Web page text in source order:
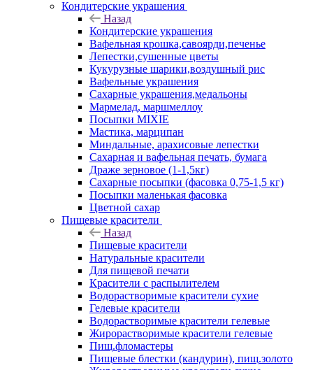
Кондитерские украшения
Назад
Кондитерские украшения
Вафельная крошка,савоярди,печенье
Лепестки,сушенные цветы
Кукурузные шарики,воздушный рис
Вафельные украшения
Сахарные украшения,медальоны
Мармелад, маршмеллоу
Посыпки MIXIE
Мастика, марципан
Миндальные, арахисовые лепестки
Сахарная и вафельная печать, бумага
Драже зерновое (1-1,5кг)
Сахарные посыпки (фасовка 0,75-1,5 кг)
Посыпки маленькая фасовка
Цветной сахар
Пищевые красители
Назад
Пищевые красители
Натуральные красители
Для пищевой печати
Красители с распылителем
Водорастворимые красители сухие
Гелевые красители
Водорастворимые красители гелевые
Жирорастворимые красители гелевые
Пищ.фломастеры
Пищевые блестки (кандурин), пищ.золото